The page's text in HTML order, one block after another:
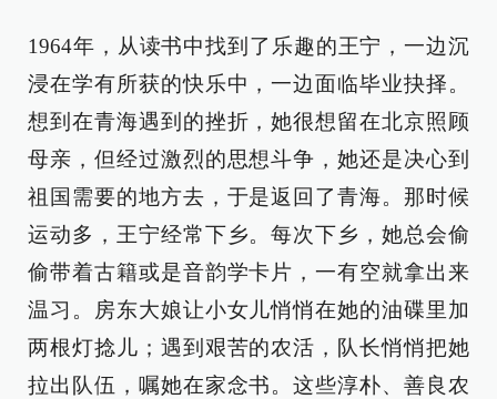
1964年，从读书中找到了乐趣的王宁，一边沉
浸在学有所获的快乐中，一边面临毕业抉择。
想到在青海遇到的挫折，她很想留在北京照顾
母亲，但经过激烈的思想斗争，她还是决心到
祖国需要的地方去，于是返回了青海。那时候
运动多，王宁经常下乡。每次下乡，她总会偷
偷带着古籍或是音韵学卡片，一有空就拿出来
温习。房东大娘让小女儿悄悄在她的油碟里加
两根灯捻儿；遇到艰苦的农活，队长悄悄把她
拉出队伍，嘱她在家念书。这些淳朴、善良农